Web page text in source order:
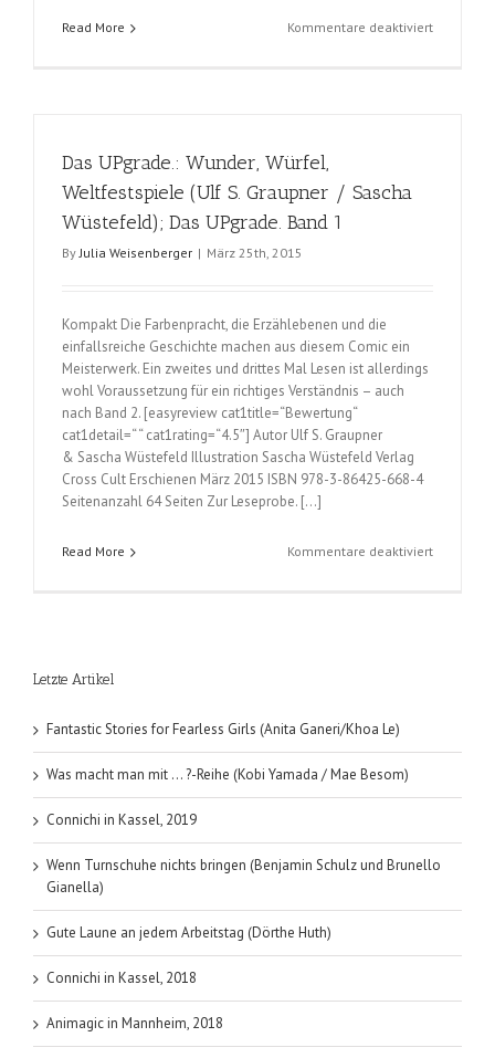
Read More Kommentare deaktiviertfür
Das UPgrade.: Wunder, Würfel,
Weltfestspiele (Ulf S. Graupner / Sascha
Wüstefeld); Das UPgrade. Band 1
ByJulia Weisenberger | März 25th, 2015
Kompakt Die Farbenpracht, die Erzählebenen und die
einfallsreiche Geschichte machen aus diesem Comic ein
Meisterwerk. Ein zweites und drittes Mal Lesen ist allerdings
wohl Voraussetzung für ein richtiges Verständnis – auch
nach Band 2. [easyreview cat1title=“Bewertung“
cat1detail=“ “ cat1rating=“4.5″] Autor Ulf S. Graupner
& Sascha Wüstefeld Illustration Sascha Wüstefeld Verlag
Cross Cult Erschienen März 2015 ISBN 978-3-86425-668-4
Seitenanzahl 64 Seiten Zur Leseprobe. […]
Read More Kommentare deaktiviertfür
/
Band
Letzte Artikel
Fantastic Stories for Fearless Girls (Anita Ganeri/Khoa Le)
Was macht man mit … ?-Reihe (Kobi Yamada / Mae Besom)
Connichi in Kassel, 2019
Wenn Turnschuhe nichts bringen (Benjamin Schulz und Brunello
Gianella)
Gute Laune an jedem Arbeitstag (Dörthe Huth)
Connichi in Kassel, 2018
Animagic in Mannheim, 2018